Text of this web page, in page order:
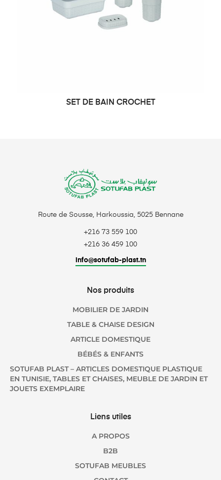
SET DE BAIN CROCHET
Route de Sousse, Harkoussia, 5025 Bennane
+216 73 559 100
+216 36 459 100
info@sotufab-plast.tn
Nos produits
MOBILIER DE JARDIN
TABLE & CHAISE DESIGN
ARTICLE DOMESTIQUE
BÉBÉS & ENFANTS
SOTUFAB PLAST – ARTICLES DOMESTIQUE PLASTIQUE
EN TUNISIE, TABLES ET CHAISES, MEUBLE DE JARDIN ET
JOUETS EXEMPLAIRE
Liens utiles
A PROPOS
B2B
SOTUFAB MEUBLES